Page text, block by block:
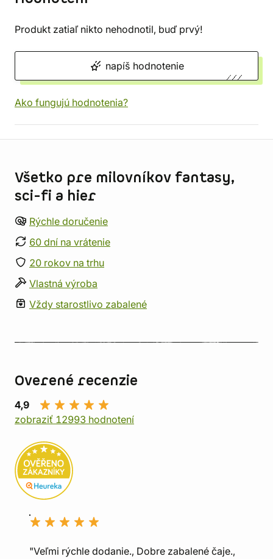
Produkt zatiaľ nikto nehodnotil, buď prvý!
napíš hodnotenie
Ako fungujú hodnotenia?
Všetko pre milovníkov fantasy,
sci-fi a hier
Rýchle doručenie
60 dní na vrátenie
20 rokov na trhu
Vlastná výroba
Vždy starostlivo zabalené
Overené recenzie
4,9
zobraziť 12993 hodnotení
"Veľmi rýchle dodanie., Dobre zabalené čaje.,